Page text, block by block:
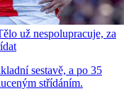
už nespolupracuje, za
sestavě, a po 35
střídáním.